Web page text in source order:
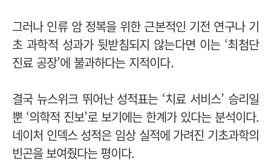
그러나 인류 암 정복을 위한 근본적인 기전 연구나 기
초 과학적 성과가 뒷받침되지 않는다면 이는 ‘최첨단
진료 공장’에 불과하다는 지적이다.
결국 뉴스위크 뛰어난 성적표는 ‘치료 서비스’ 승리일
뿐 ‘의학적 진보’로 보기에는 한계가 있다는 분석이다.
네이처 인덱스 성적은 임상 실적에 가려진 기초과학의
빈곤을 보여줬다는 평이다.